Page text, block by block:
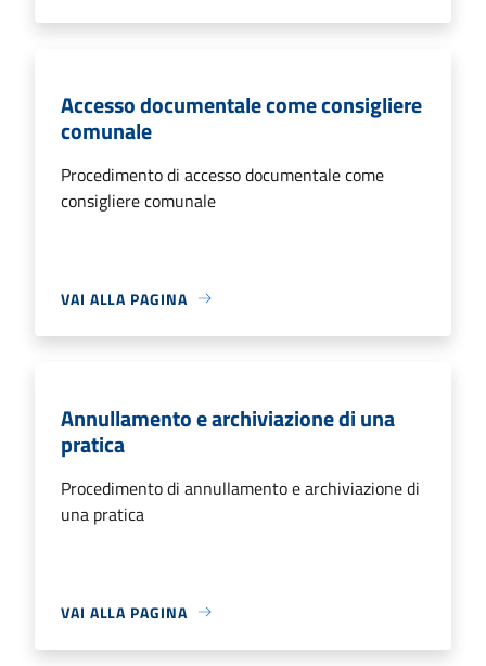
Accesso documentale come consigliere
comunale
Procedimento di accesso documentale come
consigliere comunale
VAI ALLA PAGINA
Annullamento e archiviazione di una
pratica
Procedimento di annullamento e archiviazione di
una pratica
VAI ALLA PAGINA